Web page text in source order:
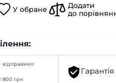
У обране
Додати
до
відправимо
800 грн
Гарантія